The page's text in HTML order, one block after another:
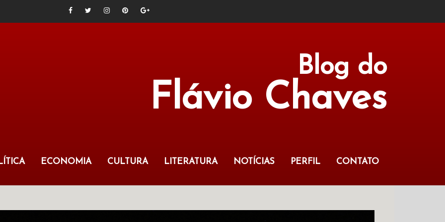
Blog do
Flávio Chaves
ECONOMIA CULTURA LITERATURA NOTÍCIAS PERFIL CONTATO